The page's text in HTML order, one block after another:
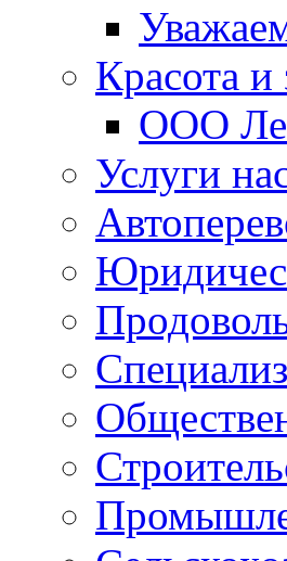
Красота и
ООО
Услуги